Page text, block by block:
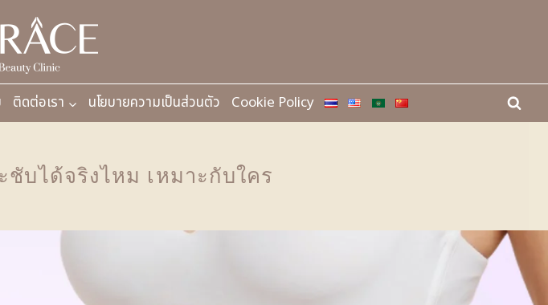
ติดต่อเรา นโยบายความเป็นส่วนตัว Cookie Policy
ชับได้จริงไหม เหมาะกับใคร